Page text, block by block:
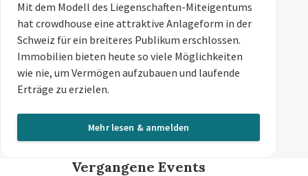
Mit dem Modell des Liegenschaften-Miteigentums
hat crowdhouse eine attraktive Anlageform in der
Schweiz für ein breiteres Publikum erschlossen.
Immobilien bieten heute so viele Möglichkeiten
wie nie, um Vermögen aufzubauen und laufende
Erträge zu erzielen.
Mehr lesen & anmelden
Vergangene Events